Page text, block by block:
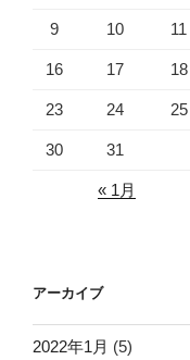
9 10 11
16 17 18
23 24 25
30 31
« 1月
アーカイブ
2022年1月 (5)